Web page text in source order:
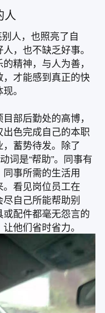
人
人，也照亮了自
，也不缺乏好事。
精神，与人为善，
才能感到真正的快
。
部后勤处的高博，
色完成自己的本职
蓄势待发。除了
词是“帮助”。同事有
事所需的生活用
看见岗位员工在
自己所能帮助别
配件都毫无怨言的
他们省时省力。